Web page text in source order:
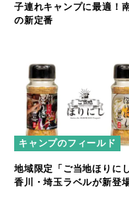
子連れキャンプに最適！
の新定番
キャンプのフィールド
地域限定「ご当地ほりにし
香川・埼玉ラベルが新登